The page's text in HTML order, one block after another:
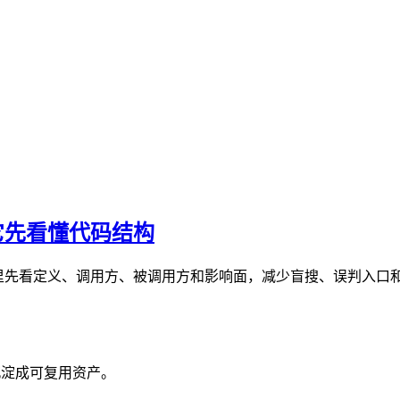
看懂代码结构
看定义、调用方、被调用方和影响面，减少盲搜、误判入口
成可复用资产。